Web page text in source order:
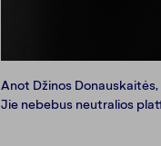
Anot Džinos
Jie nebebus neutralios